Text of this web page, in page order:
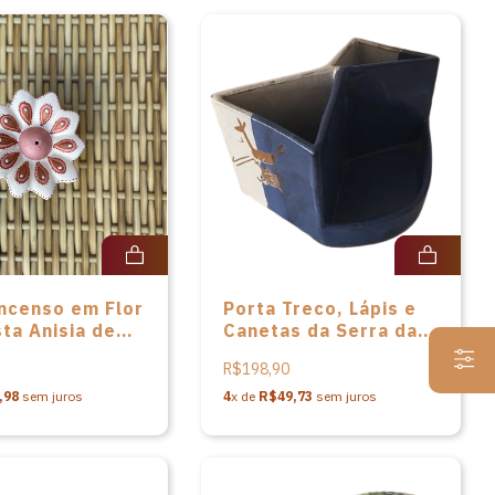
em Flor
Anisia de
sem juros
Porta Treco, Lápis e
Canetas da Serra da
R$198,90
4x de R$49,73 sem juros